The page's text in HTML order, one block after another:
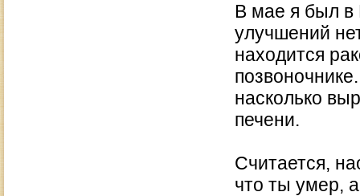
В мае я был в
улучшений
находится
насколько
печени.
Считается,
что ты умер,